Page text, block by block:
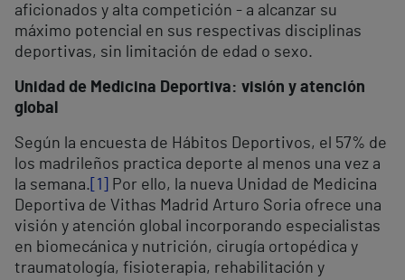
aficionados y alta competición - a alcanzar su
máximo potencial en sus respectivas disciplinas
deportivas, sin limitación de edad o sexo.
Unidad de Medicina Deportiva: visión y atención
global
Según la encuesta de Hábitos Deportivos, el 57% de
los madrileños practica deporte al menos una vez a
la semana. [1]
Por ello, la nueva Unidad de Medicina
Deportiva de Vithas Madrid Arturo Soria ofrece una
visión y atención global incorporando especialistas
en biomecánica y nutrición, cirugía ortopédica y
traumatología, fisioterapia, rehabilitación y